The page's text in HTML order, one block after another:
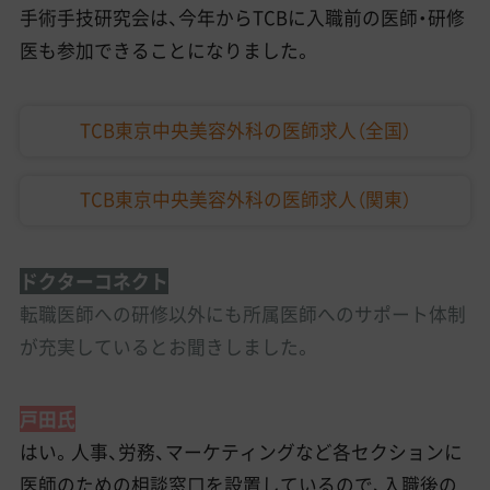
手術手技研究会は、今年からTCBに入職前の医師・研修
医も参加できることになりました。
TCB東京中央美容外科の医師求人（全国）
TCB東京中央美容外科の医師求人（関東）
ドクターコネクト
転職医師への研修以外にも所属医師へのサポート体制
が充実しているとお聞きしました。
戸田氏
はい。人事、労務、マーケティングなど各セクションに
医師のための相談窓口を設置しているので、入職後の